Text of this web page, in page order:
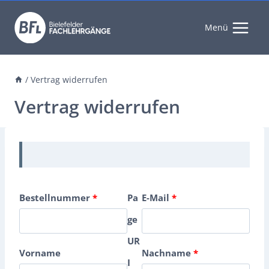
Inhalt
springen
Menü
/ Vertrag widerrufen
Vertrag widerrufen
Bestellnummer *e
o
E-Mail *e
o
Vorname Nachname *e
Pa
ge
UR
I